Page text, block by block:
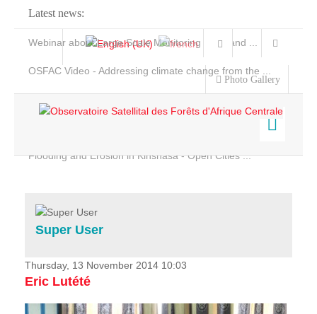
Latest news:
Webinar about Large Scale Monitoring and Land ...
OSFAC Video - Addressing climate change from the ...
Flooding and Erosion in Kinshasa - Open Cities ...
Photo Gallery
Home
Services
Projects
News & Stories
Super User
Thursday, 13 November 2014 10:03
Eric Lutété